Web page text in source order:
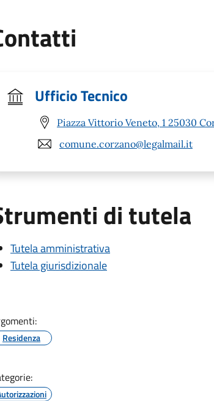
Ufficio Tecnico
Piazza Vittorio Veneto, 1 25030
comune.corzano@legalmail.it
di tutela
Tutela amministrativa
Tutela giurisdizionale
Residenza